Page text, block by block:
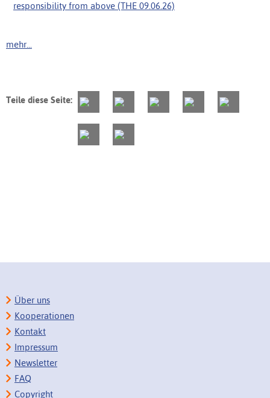
responsibility from above (THE 09.06.26)
mehr...
Teile diese Seite:
Über uns
Kooperationen
Kontakt
Impressum
Newsletter
FAQ
Copyright